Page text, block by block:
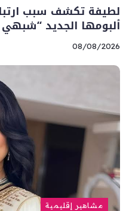
لطيفة تكشف سبب
ألبومها الجديد “شبهي
08/08/2026
مشاهير إقليمية